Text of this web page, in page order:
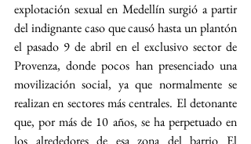
explotación sexual en Medellín surgió a partir
del indignante caso que causó hasta un plantón
el pasado 9 de abril en el exclusivo sector de
Provenza, donde pocos han presenciado una
movilización social, ya que normalmente se
realizan en sectores más centrales. El detonante
que, por más de 10 años, se ha perpetuado en
los alrededores de esa zona del barrio El